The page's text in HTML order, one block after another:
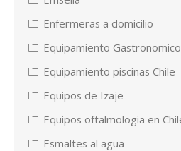
Enfermeras a domicilio
Equipamiento Gastronomico
Equipamiento piscinas Chile
Equipos de Izaje
Equipos oftalmologia en
Esmaltes al agua